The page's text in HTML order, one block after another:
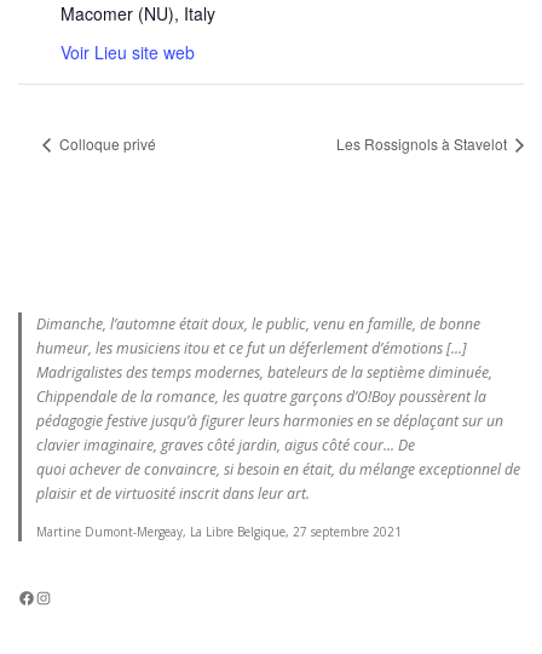
Macomer (NU), Italy
Voir Lieu site web
Colloque privé Les Rossignols à Stavelot
Dimanche, l’automne était doux, le public, venu en famille, de bonne
humeur, les musiciens itou et ce fut un déferlement d’émotions [...]
Madrigalistes des temps modernes, bateleurs de la septième diminuée,
Chippendale de la romance, les quatre garçons d’O!Boy poussèrent la
pédagogie festive jusqu’à figurer leurs harmonies en se déplaçant sur un
clavier imaginaire, graves côté jardin, aigus côté cour... De
quoi achever de convaincre, si besoin en était, du mélange exceptionnel de
plaisir et de virtuosité inscrit dans leur art.
Martine Dumont-Mergeay, La Libre Belgique, 27 septembre 2021
Facebook Instagram